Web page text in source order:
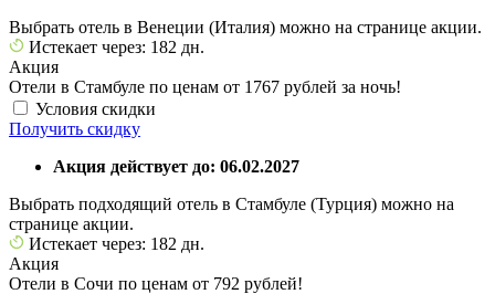
Выбрать отель в Венеции (Италия) можно на странице акции.
Истекает через: 182 дн.
Акция
Отели в Стамбуле по ценам от 1767 рублей за ночь!
Условия скидки
Получить скидку
Акция действует до: 06.02.2027
Выбрать подходящий отель в Стамбуле (Турция) можно на
странице акции.
Истекает через: 182 дн.
Акция
Отели в Сочи по ценам от 792 рублей!